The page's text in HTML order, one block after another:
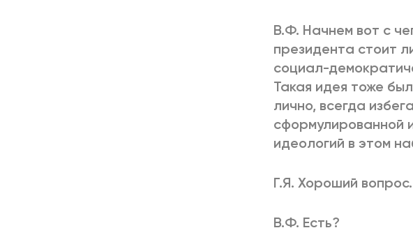
В.Ф. Начнем вот с
президента стоит
социал-
Такая идея тоже
лично, всегда
сформулированной
идеологий в этом
Г.Я. Хороший вопрос.
В.Ф. Есть?